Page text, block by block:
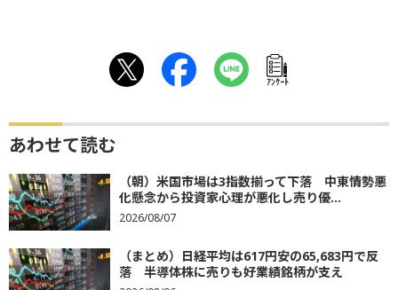
ｱﾝｹｰﾄ
あわせて読む
（朝）米国市場は3指数揃って下落 中東情勢悪
化懸念から投資家心理が悪化し売り優...
2026/08/07
（まとめ）日経平均は617円安の65,683円で反
落 半導体株に売りも好業績銘柄が支え